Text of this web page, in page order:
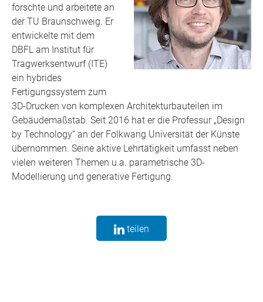
forschte und arbeitete an
der TU Braunschweig. Er
entwickelte mit dem
DBFL am Institut für
Tragwerksentwurf (ITE)
ein hybrides
Fertigungssystem zum
3D-Drucken von komplexen Architekturbauteilen im
Gebäudemaßstab. Seit 2016 hat er die Professur „Design
by Technology“ an der Folkwang Universität der Künste
übernommen. Seine aktive Lehrtätigkeit umfasst neben
vielen weiteren Themen u.a. parametrische 3D-
Modellierung und generative Fertigung.
teilen